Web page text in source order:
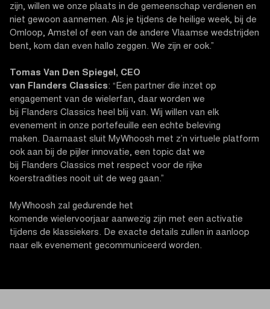
zijn, willen we onze plaats in de gemeenschap verdienen en
niet gewoon aannemen. Als je tijdens de heilige week, bij de
Omloop, Amstel of een van de andere Vlaamse wedstrijden
bent, kom dan even hallo zeggen. We zijn er ook.”
Tomas Van Den Spiegel, CEO
van Flanders Classics: “Een partner die inzet op
engagement van de wielerfan, daar worden we
bij Flanders Classics heel blij van. Wij willen van elk
evenement in onze portefeuille een echte beleving
maken. Daarnaast sluit MyWhoosh met z’n virtuele platform
ook aan bij de pijler innovatie, een topic dat we
bij Flanders Classics met respect voor de rijke
koerstradities nooit uit de weg gaan.”
MyWhoosh zal gedurende het
komende wielervoorjaar aanwezig zijn met een activatie
tijdens de klassiekers. De exacte details zullen in aanloop
naar elk evenement gecommuniceerd worden.